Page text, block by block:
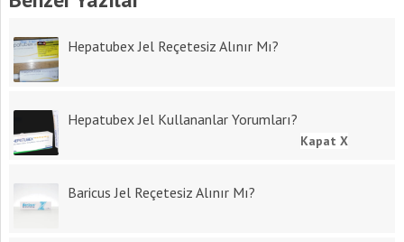
Hepatubex Jel Reçetesiz Alınır Mı?
Hepatubex Jel Kullananlar Yorumları?
Baricus Jel Reçetesiz Alınır Mı?
Kapat X